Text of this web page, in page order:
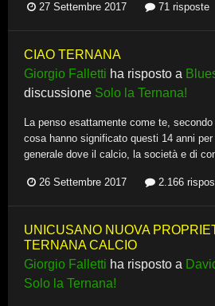
27 Settembre 2017 71 risposte
CIAO TERNANA
Giorgio Falletti ha risposto a
discussione Solo la Ternana!
La penso esattamente come te,
cosa hanno significato questi 14 anni
generale dove il calcio, la società e di
26 Settembre 2017 2.166
UNICUSANO NUOVA
TERNANA CALCIO
Giorgio Falletti ha risposto a
Solo la Ternana!